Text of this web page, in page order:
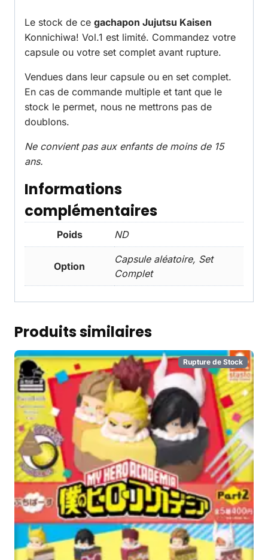
Le stock de ce gachapon Jujutsu Kaisen
Konnichiwa! Vol.1 est limité. Commandez votre
capsule ou votre set complet avant rupture.
Vendues dans leur capsule ou en set complet.
En cas de commande multiple et tant que le
stock le permet, nous ne mettrons pas de
doublons.
Ne convient pas aux enfants de moins de 15
ans.
Informations
complémentaires
Poids ND
Option
Capsule aléatoire, Set
Complet
Produits similaires
Rupture de Stock